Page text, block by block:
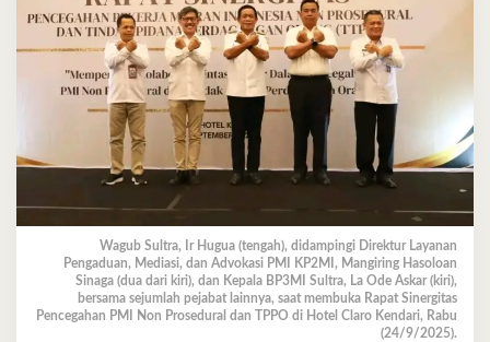
Migran
Wagub Sultra, Ir Hugua (tengah), didampingi Direktur Layanan
Pengaduan, Mediasi, dan Advokasi PMI KP2MI, Mangiring Hasoloan
Sinaga (dua dari kiri), dan Kepala BP3MI Sultra, La Ode Askar (kiri),
bersama sejumlah pejabat lainnya, saat membuka Rapat Sinergitas
Pencegahan PMI Non Prosedural dan TPPO di Hotel Claro Kendari, Rabu
(24/9/2025).